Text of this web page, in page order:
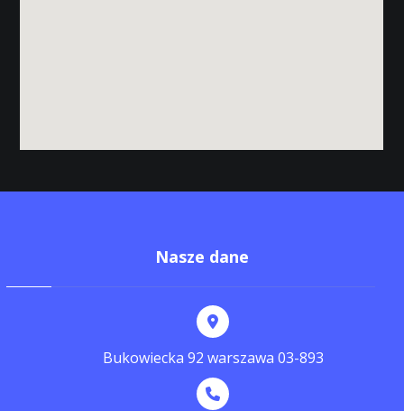
Nasze dane
Bukowiecka 92 warszawa 03-893